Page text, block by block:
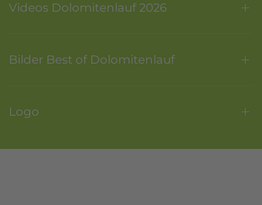
Videos Dolomitenlauf 2026
Bilder Best of Dolomitenlauf
Logo